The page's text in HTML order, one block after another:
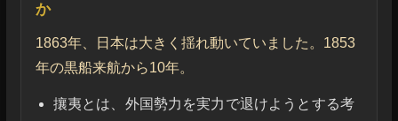
か
1863年、日本は大きく揺れ動いていました。1853
年の黒船来航から10年。
攘夷とは、外国勢力を実力で退けようとする考